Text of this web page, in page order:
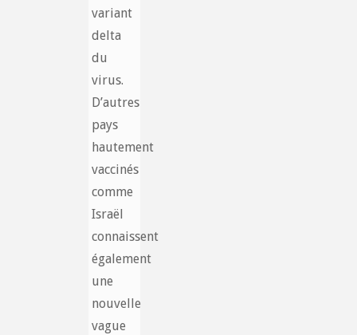
variant
delta
du
virus.
D’autres
pays
hautement
vaccinés
comme
Israël
connaissent
également
une
nouvelle
vague